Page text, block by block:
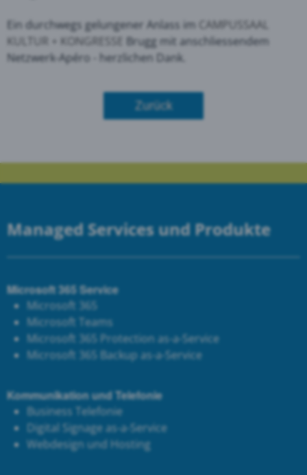
Ein durchwegs gelungener Anlass im
CAMPUSSAAL
KULTUR + KONGRESSE Brugg mit anschliessendem
Netzwerk-Apéro - herzlichen Dank.
Zurück
Managed Services und Produkte
Microsoft 365 Service
Microsoft 365
Microsoft Teams
Microsoft 365 Protection as-a-Service
Microsoft 365 Backup as-a-Service
Kommunikation und Telefonie
Business Telefonie
Digital Signage as-a-Service
Webdesign und Hosting